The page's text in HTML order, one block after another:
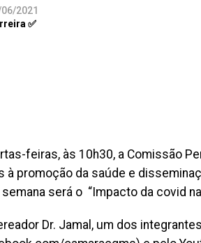
2021
✅
feiras, às 10h30, a Comissão
promoção da saúde e
será o “Impacto da covid
Dr. Jamal, um dos